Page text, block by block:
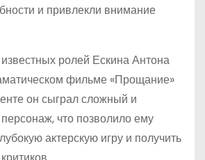
и привлекли внимание
ролей Ескина Антона
фильме «Прощание»
он сыграл сложный и
что позволило ему
актерскую игру и получить